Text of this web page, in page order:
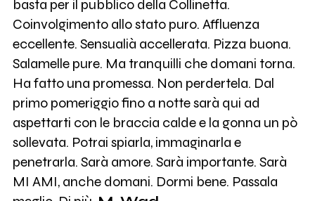
basta per il pubblico della Collinetta.
Coinvolgimento allo stato puro. Affluenza
eccellente. Sensualià accellerata. Pizza buona.
Salamelle pure. Ma tranquilli che domani torna.
Ha fatto una promessa. Non perdertela. Dal
primo pomeriggio fino a notte sarà qui ad
aspettarti con le braccia calde e la gonna un pò
sollevata. Potrai spiarla, immaginarla e
penetrarla. Sarà amore. Sarà importante. Sarà
MI AMI, anche domani. Dormi bene. Passala